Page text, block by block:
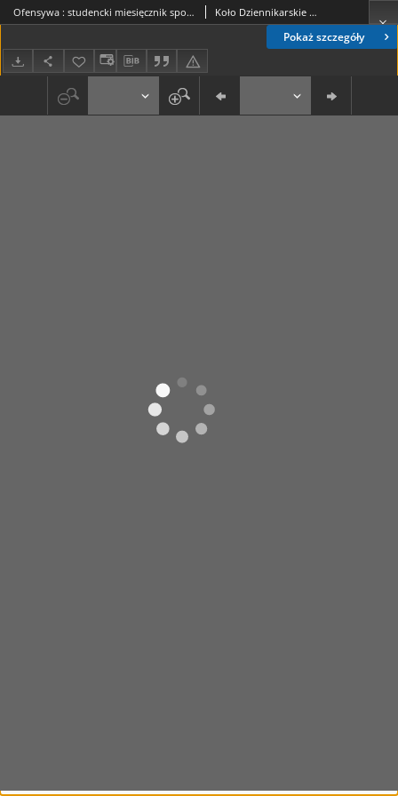
Pokaż szczegóły
Ofensywa : studencki miesięcznik społeczno-kulturalny. - Nr 1=13 (kwiec. 2013) Koło Dziennikarskie Wydziału Politologii UMCS